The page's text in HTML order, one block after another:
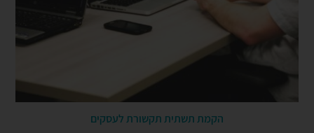
הקמת תשתית תקשורת לעסקים